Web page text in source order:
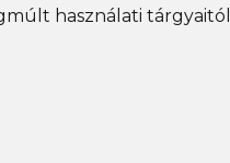
használati